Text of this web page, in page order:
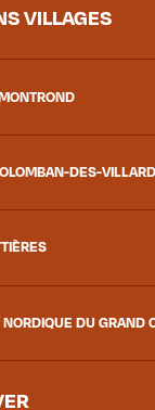
VILLAGES
DES-
DU GRAND
la vallée.